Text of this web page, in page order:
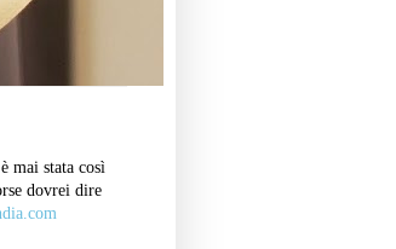
mai stata così
dovrei dire